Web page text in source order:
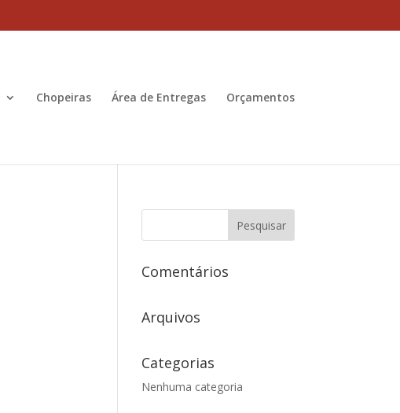
Chopeiras Área de Entregas Orçamentos
Comentários
Arquivos
Categorias
Nenhuma categoria